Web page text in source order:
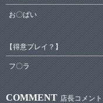
お〇ぱい
【得意プレイ？】
フ〇ラ
COMMENT 店長コメント